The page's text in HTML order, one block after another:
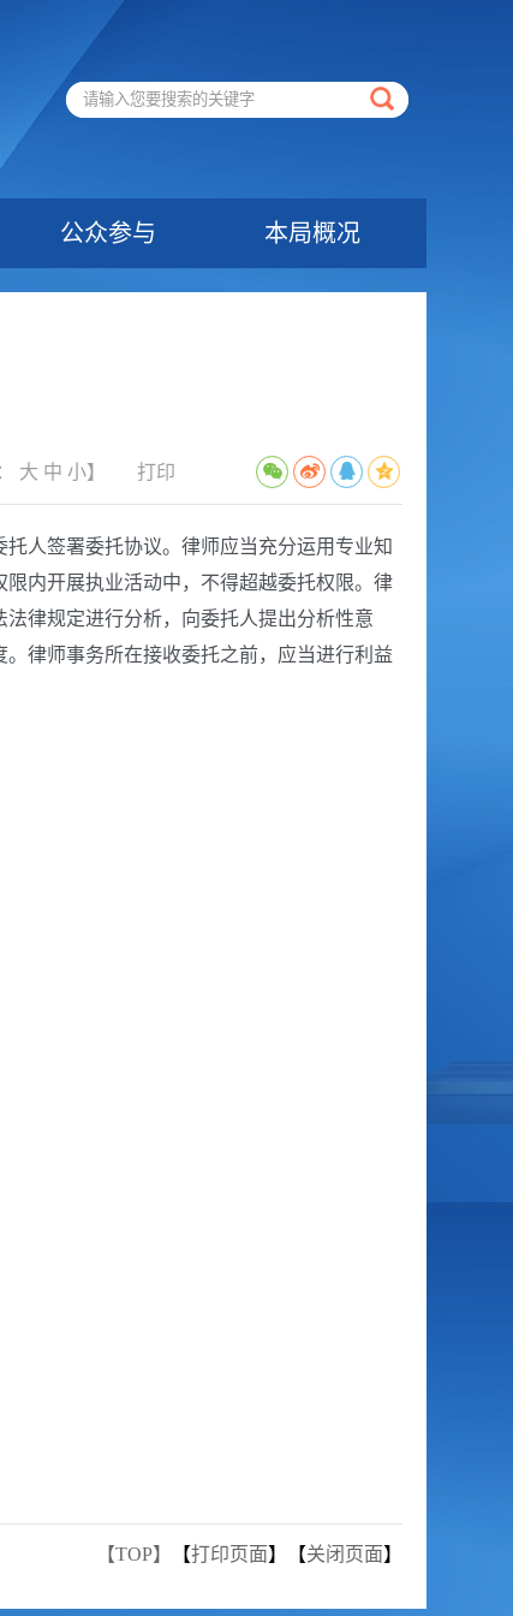
公众参与 本局概况
大 中 小】 打印
人签署委托协议。律师应当充分运用专业知
内开展执业活动中，不得超越委托权限。律
律规定进行分析，向委托人提出分析性意
律师事务所在接收委托之前，应当进行利益
【TOP】 【打印页面】【关闭页面】